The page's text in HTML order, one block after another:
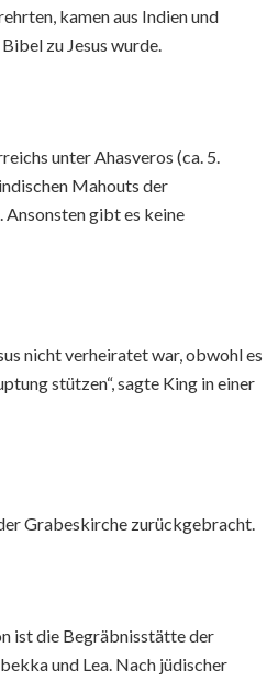
kamen aus Indien und
zu Jesus wurde.
unter Ahasveros (ca. 5.
Mahouts der
Ansonsten gibt es keine
nicht verheiratet war, obwohl es
stützen“, sagte King in einer
Grabeskirche zurückgebracht.
ist die Begräbnisstätte der
und Lea. Nach jüdischer